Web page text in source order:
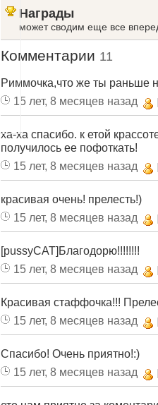
Награды
может сводим еще все
Комментарии 11
Риммочка,что же ты раньше
15 лет, 8 месяцев назад
ха-ха спасибо. к етой
получилось ее пофоткать!
15 лет, 8 месяцев назад
красивая очень! прелесть!)
15 лет, 8 месяцев назад
[pussyCAT]Благодорю!!!!!!!!
15 лет, 8 месяцев назад
Красивая стаффочка!!!
15 лет, 8 месяцев назад
Спасибо! Очень приятно!:)
15 лет, 8 месяцев назад